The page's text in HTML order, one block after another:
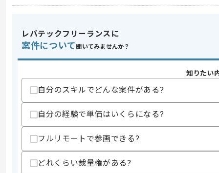
業界
業務内容
新規開発 , サーバーサ
参画実績あり , BtoB向
スキル
求めるスキル
-基本設計
-詳細設計
-実装
-テスト
レバテックフリーランスに
案件について 聞いてみませんか？
知りたい
自分のスキルでどんな案件がある?
自分の経験で単価はいくらになる?
フルリモートで参画できる?
どれくらい裁量権がある?